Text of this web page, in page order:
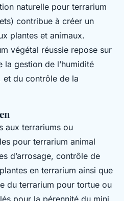
naturelle pour terrarium
contribue à créer un
plantes et animaux.
végétal réussie repose sur
la gestion de l’humidité
et du contrôle de la
aux terrariums ou
pour terrarium animal
d’arrosage, contrôle de
en terrarium ainsi que
du terrarium pour tortue ou